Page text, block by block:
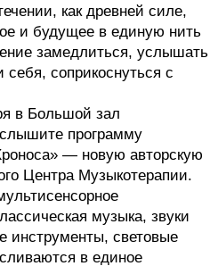
как древней силе,
и будущее в единую нить
замедлиться, услышать
соприкоснуться с
в Большой зал
программу
— новую авторскую
Центра Музыкотерапии.
музыка, звуки
инструменты, световые
в единое